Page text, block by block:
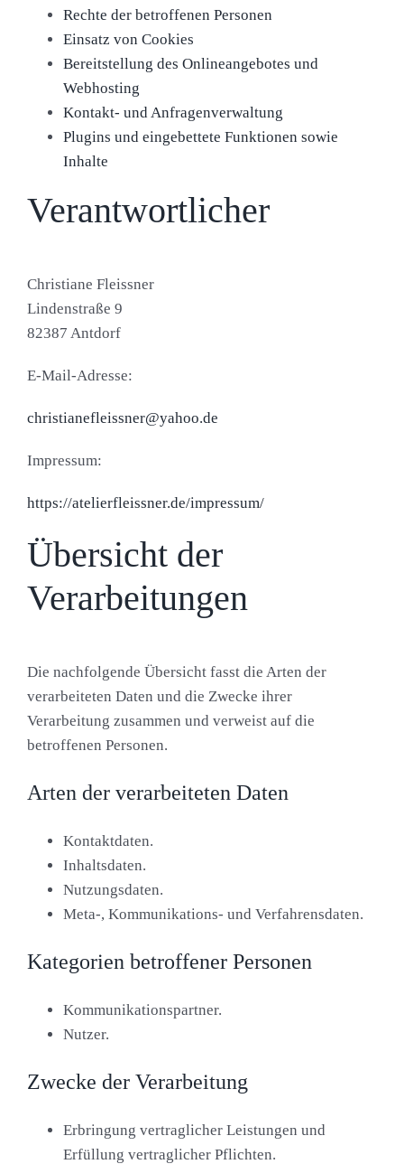
Rechte der betroffenen Personen
Einsatz von Cookies
Bereitstellung des Onlineangebotes und
Webhosting
Kontakt- und Anfragenverwaltung
Plugins und eingebettete Funktionen sowie
Inhalte
Verantwortlicher
Christiane Fleissner
Lindenstraße 9
82387 Antdorf
E-Mail-Adresse:
christianefleissner@yahoo.de
Impressum:
https://atelierfleissner.de/impressum/
Übersicht der
Verarbeitungen
Die nachfolgende Übersicht fasst die Arten der
verarbeiteten Daten und die Zwecke ihrer
Verarbeitung zusammen und verweist auf die
betroffenen Personen.
Arten der verarbeiteten Daten
Kontaktdaten.
Inhaltsdaten.
Nutzungsdaten.
Meta-, Kommunikations- und Verfahrensdaten.
Kategorien betroffener Personen
Kommunikationspartner.
Nutzer.
Zwecke der Verarbeitung
Erbringung vertraglicher Leistungen und
Erfüllung vertraglicher Pflichten.